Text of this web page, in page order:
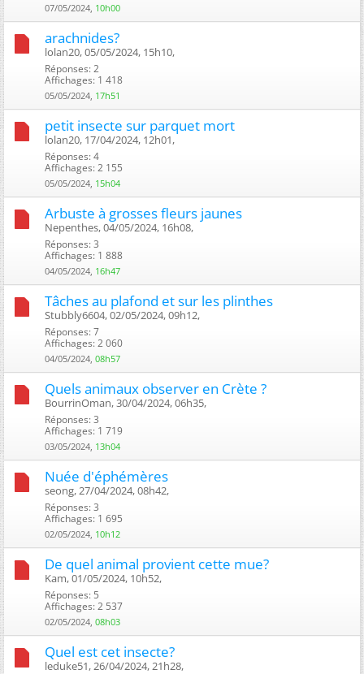
07/05/2024, 10h00
arachnides?
lolan20, 05/05/2024, 15h10, ‎
Réponses: 2
Affichages: 1 418
05/05/2024, 17h51
petit insecte sur parquet mort
lolan20, 17/04/2024, 12h01, ‎
Réponses: 4
Affichages: 2 155
05/05/2024, 15h04
Arbuste à grosses fleurs jaunes
Nepenthes, 04/05/2024, 16h08, ‎
Réponses: 3
Affichages: 1 888
04/05/2024, 16h47
Tâches au plafond et sur les plinthes
Stubbly6604, 02/05/2024, 09h12, ‎
Réponses: 7
Affichages: 2 060
04/05/2024, 08h57
Quels animaux observer en Crète ?
BourrinOman, 30/04/2024, 06h35, ‎
Réponses: 3
Affichages: 1 719
03/05/2024, 13h04
Nuée d'éphémères
seong, 27/04/2024, 08h42, ‎
Réponses: 3
Affichages: 1 695
02/05/2024, 10h12
De quel animal provient cette mue?
Kam, 01/05/2024, 10h52, ‎
Réponses: 5
Affichages: 2 537
02/05/2024, 08h03
Quel est cet insecte?
leduke51, 26/04/2024, 21h28, ‎